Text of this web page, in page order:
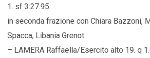
1. sf 3:27.95
in seconda frazione con Chiara Bazzoni,
Spacca, Libania Grenot
– LAMERA Raffaella/Esercito alto 19. q